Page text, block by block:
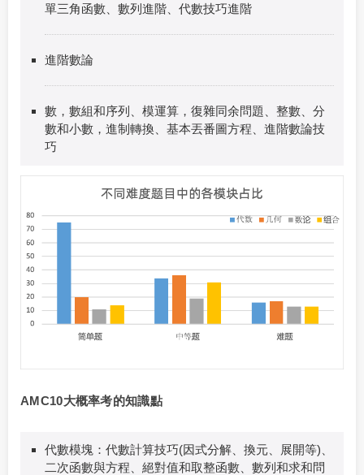
單三角函數、數列進階、代數技巧進階
進階數論
數，數組和序列、模運算，復雜同余問題、整數、分
數和小數，進制轉換、基本丟番圖方程、進階數論技
巧
AMC10大概率考的知識點
代數模塊：代數計算技巧(因式分解、換元、展開等)、
二次函數與方程、絕對值和取整函數、數列和求和問